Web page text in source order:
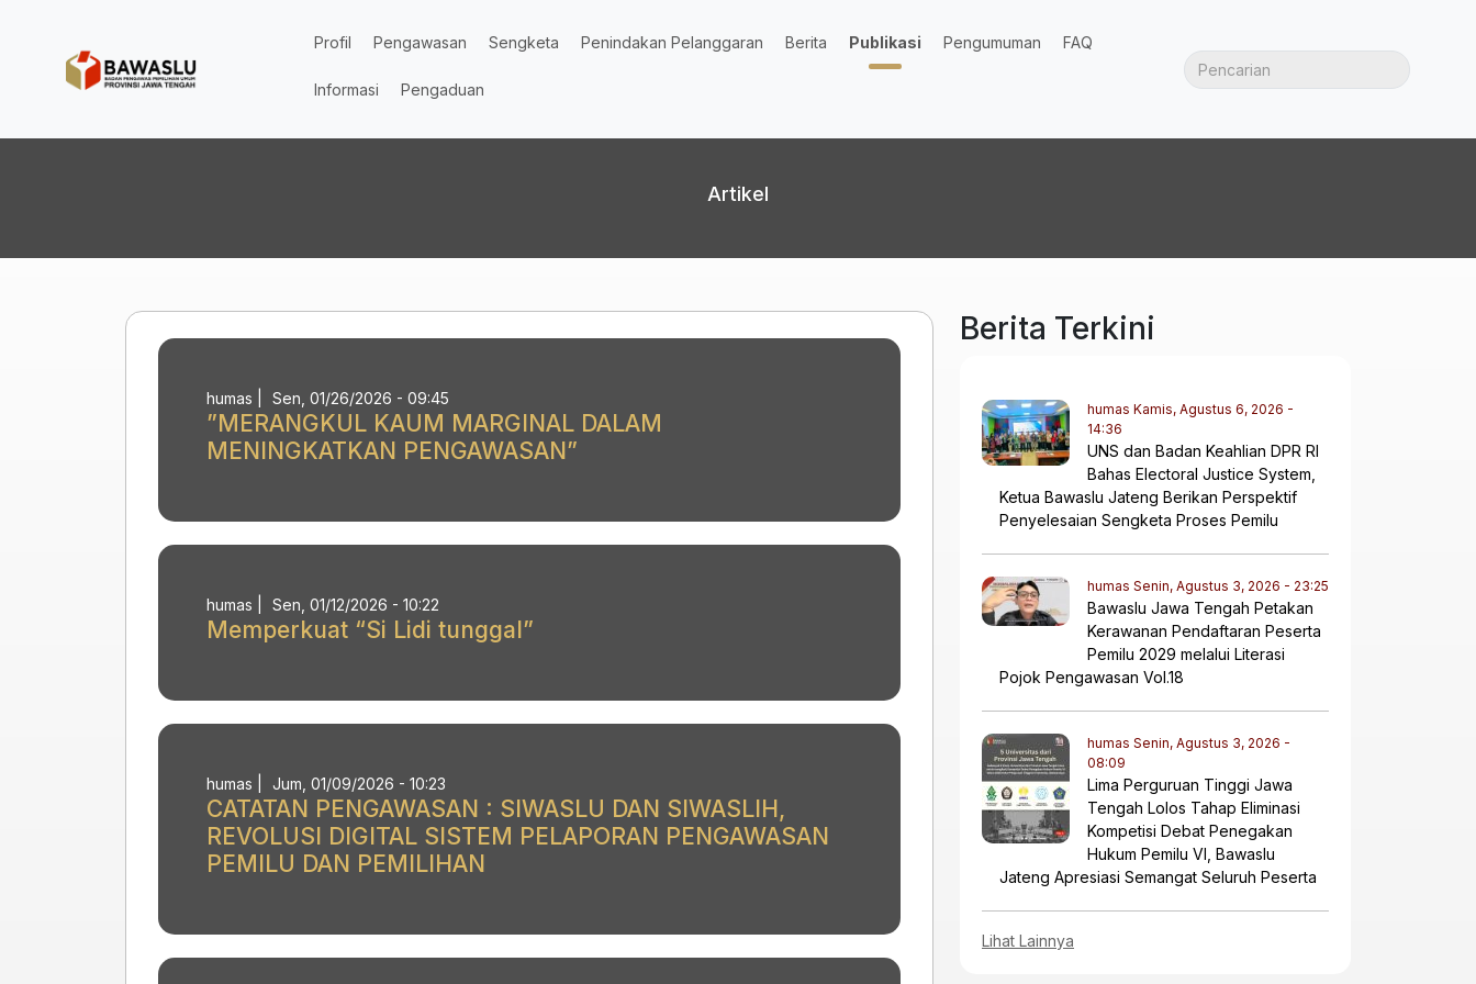
Profil
Pengawasan Sengketa Penindakan Pelanggaran Berita Publikasi Pengumuman FAQ
Informasi Pengaduan
Artikel
humas Sen, 01/26/2026 - 09:45
”MERANGKUL KAUM MARGINAL DALAM
MENINGKATKAN PENGAWASAN”
humas Sen, 01/12/2026 - 10:22
Memperkuat “Si Lidi tunggal”
humas Jum, 01/09/2026 - 10:23
CATATAN PENGAWASAN : SIWASLU DAN SIWASLIH,
REVOLUSI DIGITAL SISTEM PELAPORAN PENGAWASAN
PEMILU DAN PEMILIHAN
Berita Terkini
humas Kamis, Agustus 6, 2026 -
14:36
UNS dan Badan Keahlian DPR RI
Bahas Electoral Justice System,
Ketua Bawaslu Jateng Berikan Perspektif
Penyelesaian Sengketa Proses Pemilu
humas Senin, Agustus 3, 2026 - 23:25
Bawaslu Jawa Tengah Petakan
Kerawanan Pendaftaran Peserta
Pemilu 2029 melalui Literasi
Pojok Pengawasan Vol.18
humas Senin, Agustus 3, 2026 -
08:09
Lima Perguruan Tinggi Jawa
Tengah Lolos Tahap Eliminasi
Kompetisi Debat Penegakan
Hukum Pemilu VI, Bawaslu
Jateng Apresiasi Semangat Seluruh Peserta
Lihat Lainnya